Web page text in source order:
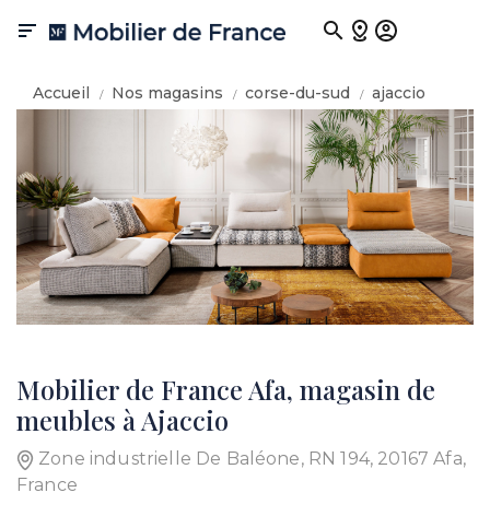

Accueil Nos magasins corse-du-sud ajaccio
Mobilier de France Afa, magasin de
meubles à Ajaccio
Zone industrielle De Baléone, RN 194, 20167 Afa,
France